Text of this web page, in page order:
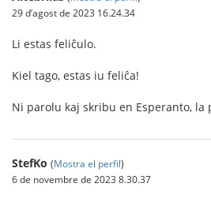
29 d’agost de 2023 16.24.34
Li estas feliĉulo.
Kiel tago, estas iu feliĉa!
Ni parolu kaj skribu en Esperanto, la
StefKo (Mostra el perfil)
6 de novembre de 2023 8.30.37